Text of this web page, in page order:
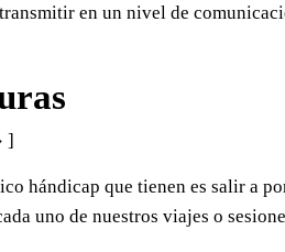
en un nivel de
]
hándicap que tienen es salir a
uno de nuestros viajes o